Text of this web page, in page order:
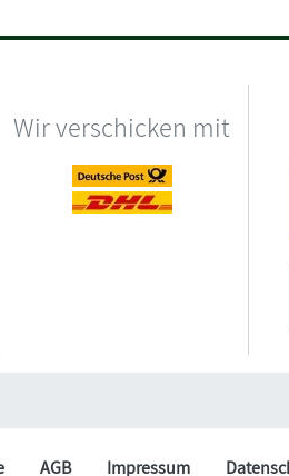
Wir verschicken mit
AGB Impressum